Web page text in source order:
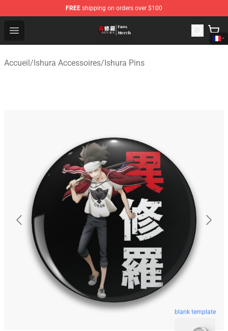
FREE shipping on orders over $100
Open menu
Ishura Store - Official Ishura Merchandise Shop
Accueil/Ishura Accessoires/Ishura Pins
blank template